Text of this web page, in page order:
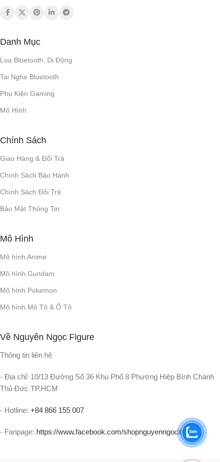
Danh Mục
Loa Bluetooth, Di Động
Tai Nghe Bluetooth
Phụ Kiện Gaming
Mô Hình
Chính Sách
Giao Hàng & Đổi Trả
Chính Sách Bảo Hành
Chính Sách Đổi Trả
Bảo Mật Thông Tin
Mô Hình
Mô hình Anime
Mô hình Gundam
Mô hình Pokemon
Mô hình Mô Tô & Ô Tô
Về Nguyên Ngọc Figure
Thông tin liên hệ
- Địa chỉ: 10/13 Đường Số 36 Khu Phố 8 Phường Hiệp Bình Chánh
Thủ Đức TP.HCM
- Hotline: +84 866 155 007
- Fanpage: https://www.facebook.com/shopnguyenngocit